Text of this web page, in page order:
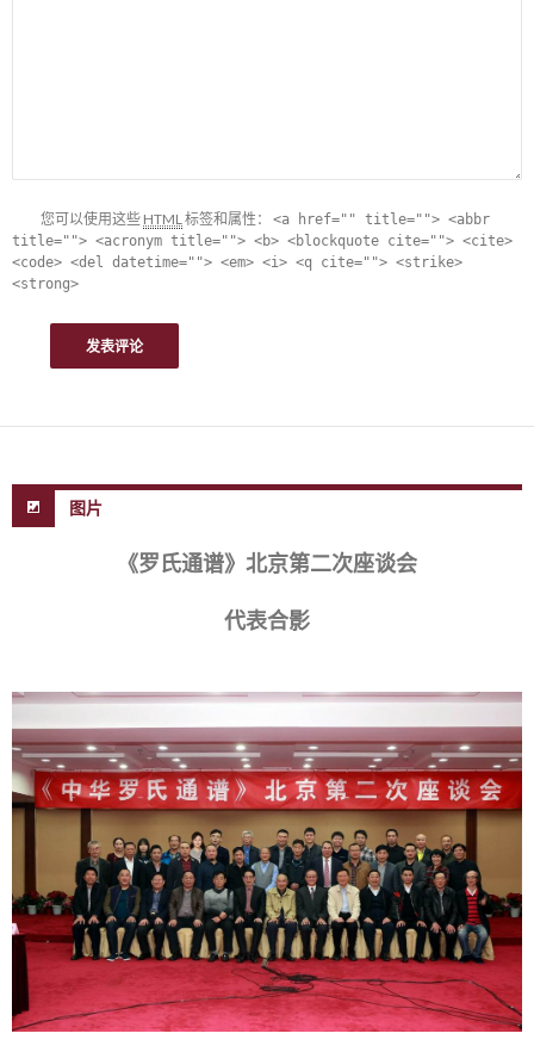
您可以使用这些 HTML标签和属性： <a href="" title=""> <abbr
title=""> <acronym title=""> <b> <blockquote cite=""> <cite>
<code> <del datetime=""> <em> <i> <q cite=""> <strike>
<strong>
图片
《罗氏通谱》北京第二次座谈会
代表合影